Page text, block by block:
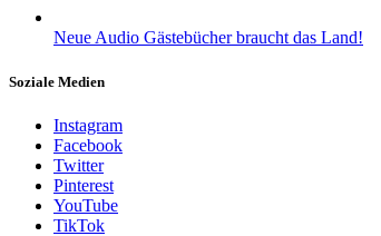
Neue Audio Gästebücher braucht das Land!
Soziale Medien
Instagram
Facebook
Twitter
Pinterest
YouTube
TikTok